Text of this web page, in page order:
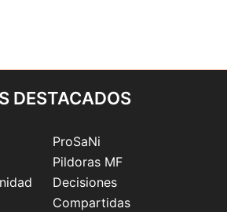
DESTACADOS
ProSaNi
Pildoras MF
Decisiones
Compartidas